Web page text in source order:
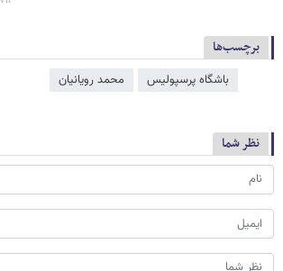
برچسب‌ها
باشگاه پرسپولیس محمد رویانیان
نظر شما